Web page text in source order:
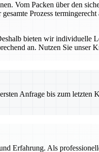
Vom Packen über den
Prozess
bieten wir individuelle
an. Nutzen Sie
Anfrage bis zum
Erfahrung. Als